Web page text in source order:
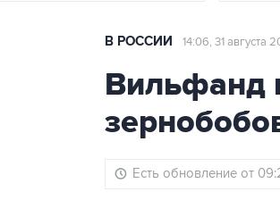
В РОССИИ 14:06, 31 августа
Вильфанд
Есть обновление от